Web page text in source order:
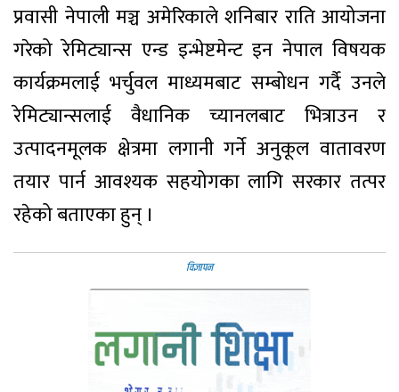
प्रवासी नेपाली मञ्च अमेरिकाले शनिबार राति आयोजना
गरेको रेमिट्यान्स एन्ड इन्भेष्टमेन्ट इन नेपाल विषयक
कार्यक्रमलाई भर्चुवल माध्यमबाट सम्बोधन गर्दै उनले
रेमिट्यान्सलाई वैधानिक च्यानलबाट भित्राउन र
उत्पादनमूलक क्षेत्रमा लगानी गर्ने अनुकूल वातावरण
तयार पार्न आवश्यक सहयोगका लागि सरकार तत्पर
रहेको बताएका हुन् ।